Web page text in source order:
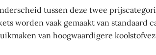
tussen deze twee
worden vaak gemaakt van standaard
van hoogwaardigere